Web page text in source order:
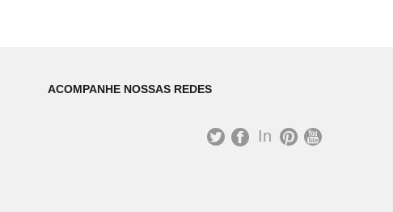
ACOMPANHE NOSSAS REDES
In